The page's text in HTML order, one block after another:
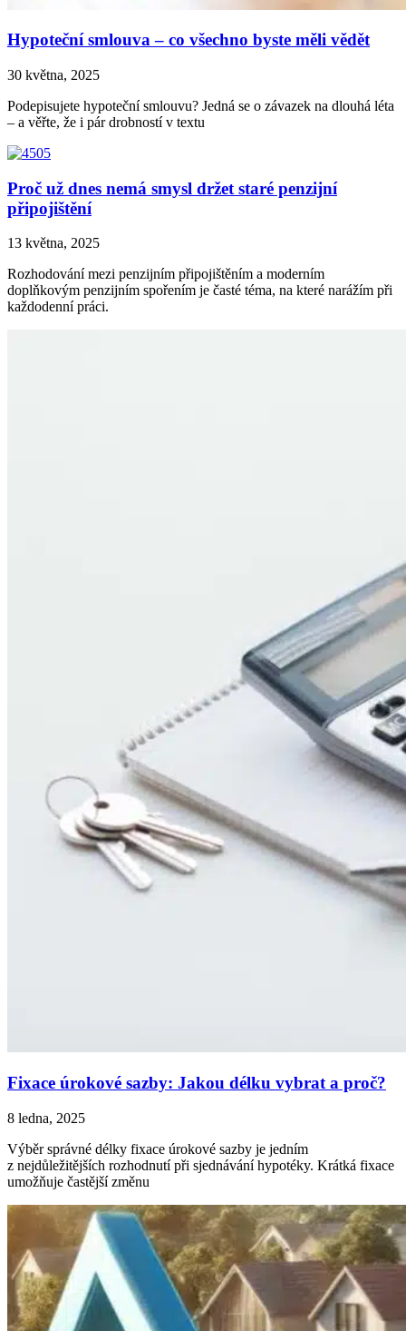
Hypoteční smlouva – co všechno byste měli vědět
30 května, 2025
Podepisujete hypoteční smlouvu? Jedná se o závazek na dlouhá léta
– a věřte, že i pár drobností v textu
Proč už dnes nemá smysl držet staré penzijní
připojištění
13 května, 2025
Rozhodování mezi penzijním připojištěním a moderním
doplňkovým penzijním spořením je časté téma, na které narážím při
každodenní práci.
Fixace úrokové sazby: Jakou délku vybrat a proč?
8 ledna, 2025
Výběr správné délky fixace úrokové sazby je jedním
z nejdůležitějších rozhodnutí při sjednávání hypotéky. Krátká fixace
umožňuje častější změnu